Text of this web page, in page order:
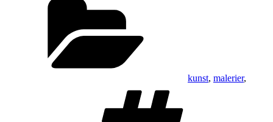
kunst, malerier,